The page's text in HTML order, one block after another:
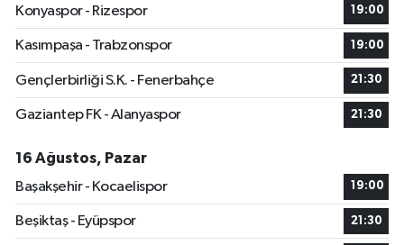
Konyaspor - Rizespor
19:00
Kasımpaşa - Trabzonspor 19:00
Gençlerbirliği S.K. - Fenerbahçe 21:30
Gaziantep FK - Alanyaspor 21:30
16 Ağustos, Pazar
Başakşehir - Kocaelispor
19:00
Beşiktaş - Eyüpspor 21:30